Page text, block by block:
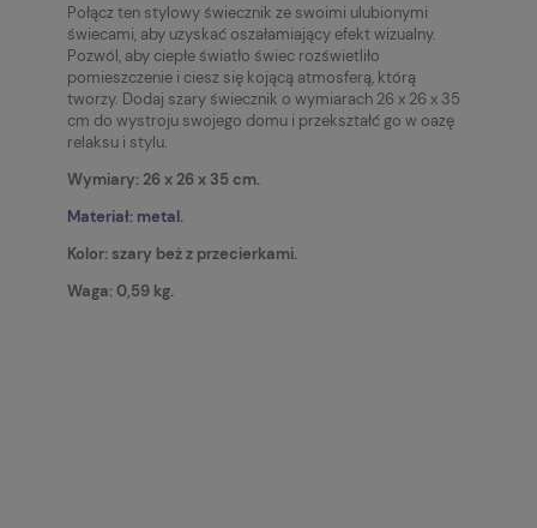
Połącz ten stylowy świecznik ze swoimi ulubionymi
świecami, aby uzyskać oszałamiający efekt wizualny.
Pozwól, aby ciepłe światło świec rozświetliło
pomieszczenie i ciesz się kojącą atmosferą, którą
tworzy. Dodaj szary świecznik o wymiarach 26 x 26 x 35
cm do wystroju swojego domu i przekształć go w oazę
relaksu i stylu.
Wymiary:26 x 26 x 35 cm.
Materiał: metal.
Kolor: szary beż z przecierkami.
Waga: 0,59 kg.